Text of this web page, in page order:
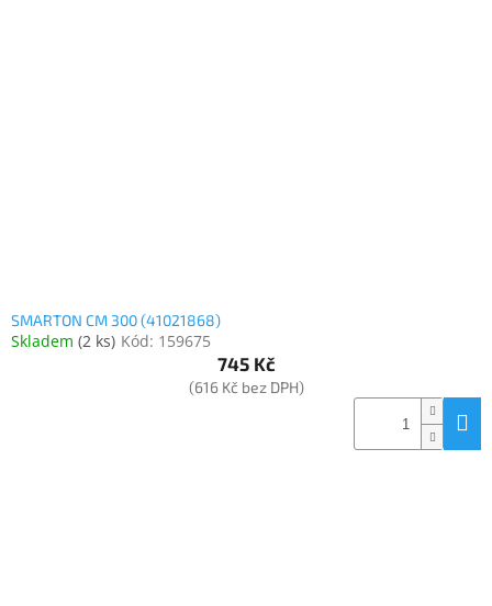
SMARTON CM 300 (41021868)
Skladem (2 ks) Kód: 159675
745 Kč
(616 Kč bez DPH)